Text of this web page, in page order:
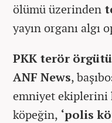
ölümü üzerinden
yayın organı algı
PKK terör
ANF News,
emniyet ekiplerini
köpeğin, ‘polis